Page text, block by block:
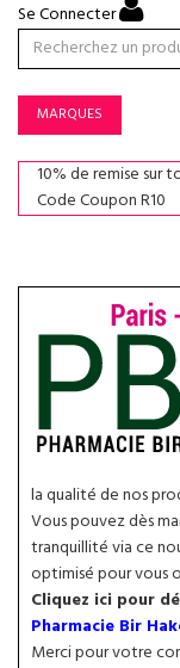
Se Connecter
MARQUES
10% de remise sur
Code Coupon R10
la qualité de nos
Vous pouvez dès
tranquillité via ce
optimisé pour vous
Cliquez ici pour
Pharmacie Bir
Merci pour votre